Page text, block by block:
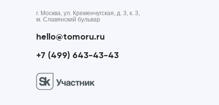
г. Москва, ул. Кременчугская, д. 3, к. 3,
м. Славянский бульвар
hello@tomoru.ru
+7 (499) 643-43-43